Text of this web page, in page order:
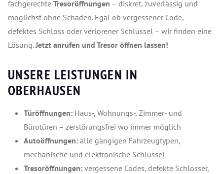
fachgerechte Tresoröffnungen – diskret, zuverlässig und
möglichst ohne Schäden. Egal ob vergessener Code,
defektes Schloss oder verlorener Schlüssel – wir finden eine
Lösung.Jetzt anrufen und Tresor öffnen lassen!
UNSERE LEISTUNGEN IN
OBERHAUSEN
Türöffnungen: Haus-, Wohnungs-, Zimmer- und
Bürotüren – zerstörungsfrei wo immer möglich
Autoöffnungen: alle gängigen Fahrzeugtypen,
mechanische und elektronische Schlüssel
Tresoröffnungen: vergessene Codes, defekte Schlösser,